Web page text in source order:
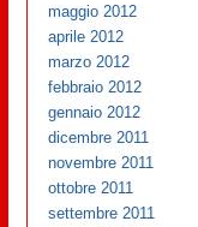
maggio 2012
aprile 2012
marzo 2012
febbraio 2012
gennaio 2012
dicembre 2011
novembre 2011
ottobre 2011
settembre 2011